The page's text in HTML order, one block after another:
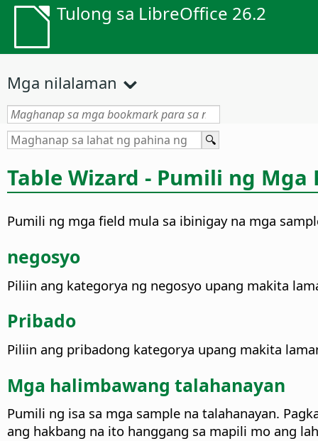
Tulong sa LibreOffice 26.2
Mga nilalaman
Table Wizard - Pumili ng Mga
Pumili ng mga field mula sa ibinigay na mga
negosyo
Piliin ang kategorya ng negosyo upang makita
Pribado
Piliin ang pribadong kategorya upang makita
Mga halimbawang talahanayan
Pumili ng isa sa mga sample na talahanayan.
ang hakbang na ito hanggang sa mapili mo ang